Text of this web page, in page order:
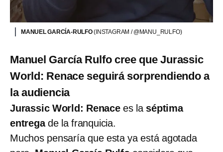
MANUEL GARCÍA-RULFO(INSTAGRAM / @MANU_RULFO)
Manuel García Rulfo cree que Jurassic
World: Renace seguirá sorprendiendo a
la audiencia
Jurassic World: Renacees la séptima
entregade la franquicia.
Muchos pensaría que esta ya está agotada